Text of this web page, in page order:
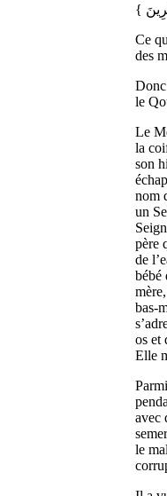
Ce
des
Donc
le
Le
la
son
nom
un
père
de
bébé
bas-
os et
Elle
avec
le